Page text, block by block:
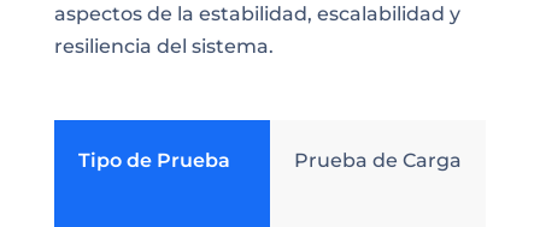
aspectos de la estabilidad, escalabilidad y
resiliencia del sistema.
Tipo de Prueba Prueba de Carga